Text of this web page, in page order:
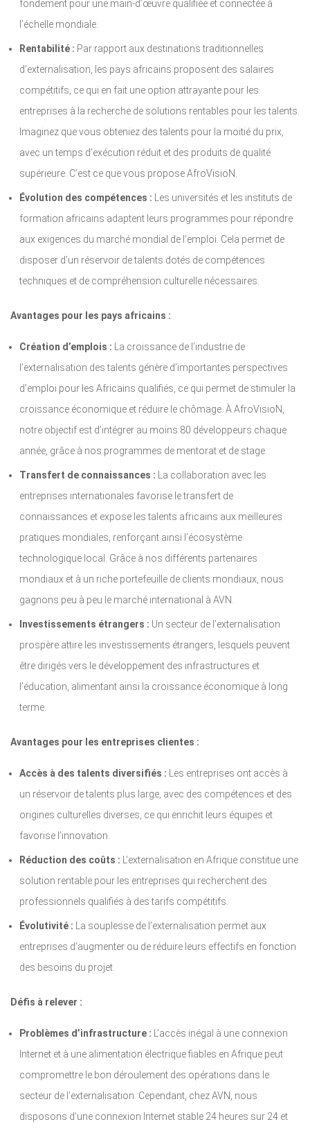
fondement pour une main-d’œuvre qualifiée et connectée à
l’échelle mondiale.
Rentabilité : Par rapport aux destinations traditionnelles
d’externalisation, les pays africains proposent des salaires
compétitifs, ce qui en fait une option attrayante pour les
entreprises à la recherche de solutions rentables pour les talents.
Imaginez que vous obteniez des talents pour la moitié du prix,
avec un temps d’exécution réduit et des produits de qualité
supérieure. C’est ce que vous propose AfroVisioN.
Évolution des compétences : Les universités et les instituts de
formation africains adaptent leurs programmes pour répondre
aux exigences du marché mondial de l’emploi. Cela permet de
disposer d’un réservoir de talents dotés de compétences
techniques et de compréhension culturelle nécessaires.
Avantages pour les pays africains :
Création d’emplois : La croissance de l’industrie de
l’externalisation des talents génère d’importantes perspectives
d’emploi pour les Africains qualifiés, ce qui permet de stimuler la
croissance économique et réduire le chômage. À AfroVisioN,
notre objectif est d’intégrer au moins 80 développeurs chaque
année, grâce à nos programmes de mentorat et de stage.
Transfert de connaissances : La collaboration avec les
entreprises internationales favorise le transfert de
connaissances et expose les talents africains aux meilleures
pratiques mondiales, renforçant ainsi l’écosystème
technologique local. Grâce à nos différents partenaires
mondiaux et à un riche portefeuille de clients mondiaux, nous
gagnons peu à peu le marché international à AVN.
Investissements étrangers : Un secteur de l’externalisation
prospère attire les investissements étrangers, lesquels peuvent
être dirigés vers le développement des infrastructures et
l’éducation, alimentant ainsi la croissance économique à long
terme.
Avantages pour les entreprises clientes :
Accès à des talents diversifiés : Les entreprises ont accès à
un réservoir de talents plus large, avec des compétences et des
origines culturelles diverses, ce qui enrichit leurs équipes et
favorise l’innovation.
Réduction des coûts : L’externalisation en Afrique constitue une
solution rentable pour les entreprises qui recherchent des
professionnels qualifiés à des tarifs compétitifs.
Évolutivité : La souplesse de l’externalisation permet aux
entreprises d’augmenter ou de réduire leurs effectifs en fonction
des besoins du projet.
Défis à relever :
Problèmes d’infrastructure : L’accès inégal à une connexion
Internet et à une alimentation électrique fiables en Afrique peut
compromettre le bon déroulement des opérations dans le
secteur de l’externalisation. Cependant, chez AVN, nous
disposons d’une connexion Internet stable 24 heures sur 24 et